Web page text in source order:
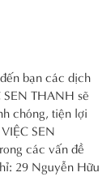
bạn các dịch
THANH sẽ
chóng, tiện lợi
SEN
các vấn đề
29 Nguyễn Hữu